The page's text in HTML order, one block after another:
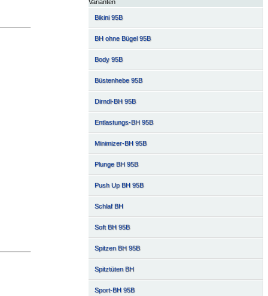
Varianten
Bikini 95B
BH ohne Bügel 95B
Body 95B
Büstenhebe 95B
Dirndl-BH 95B
Entlastungs-BH 95B
Minimizer-BH 95B
Plunge BH 95B
Push Up BH 95B
Schlaf BH
Soft BH 95B
Spitzen BH 95B
Spitztüten BH
Sport-BH 95B